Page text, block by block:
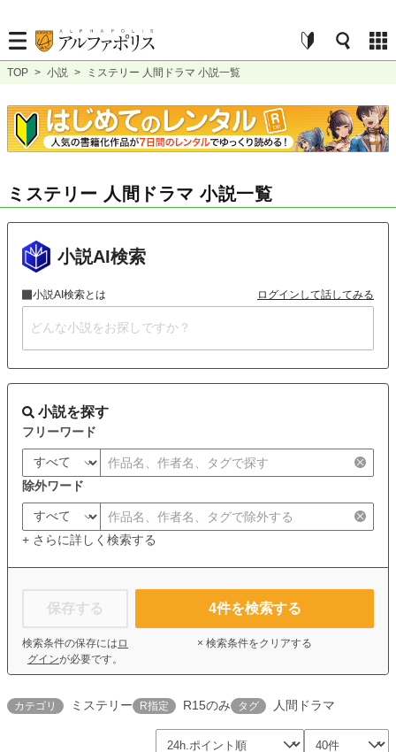
TOP > 小説 > ミステリー 人間ドラマ 小説一覧
ミステリー 人間ドラマ 小説一覧
小説AI検索
小説AI検索とは ログインして話してみる
小説を探す
フリーワード
除外ワード
+ さらに詳しく検索する
保存する
検索条件の保存には ロ
グインが必要です。
4件を検索する
× 検索条件をクリアする
カテゴリ ミステリー R指定 R15のみ タグ 人間ドラマ